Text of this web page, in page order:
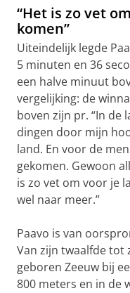
“Het is zo vet
komen”
Uiteindelijk legde
5 minuten en 36
een halve minuut
vergelijking: de
boven zijn pr. “In de
dingen door mijn
land. En voor de
gekomen. Gewoon
is zo vet om voor je
wel naar meer.”
Paavo is van
Van zijn twaalfde tot
geboren Zeeuw bij
800 meters en in de